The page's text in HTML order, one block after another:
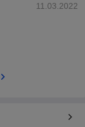
11.03.2022